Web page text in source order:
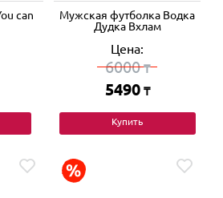
can
Мужская футболка Водка
Дудка Вхлам
Цена:
6000₸
5490 ₸
Купить